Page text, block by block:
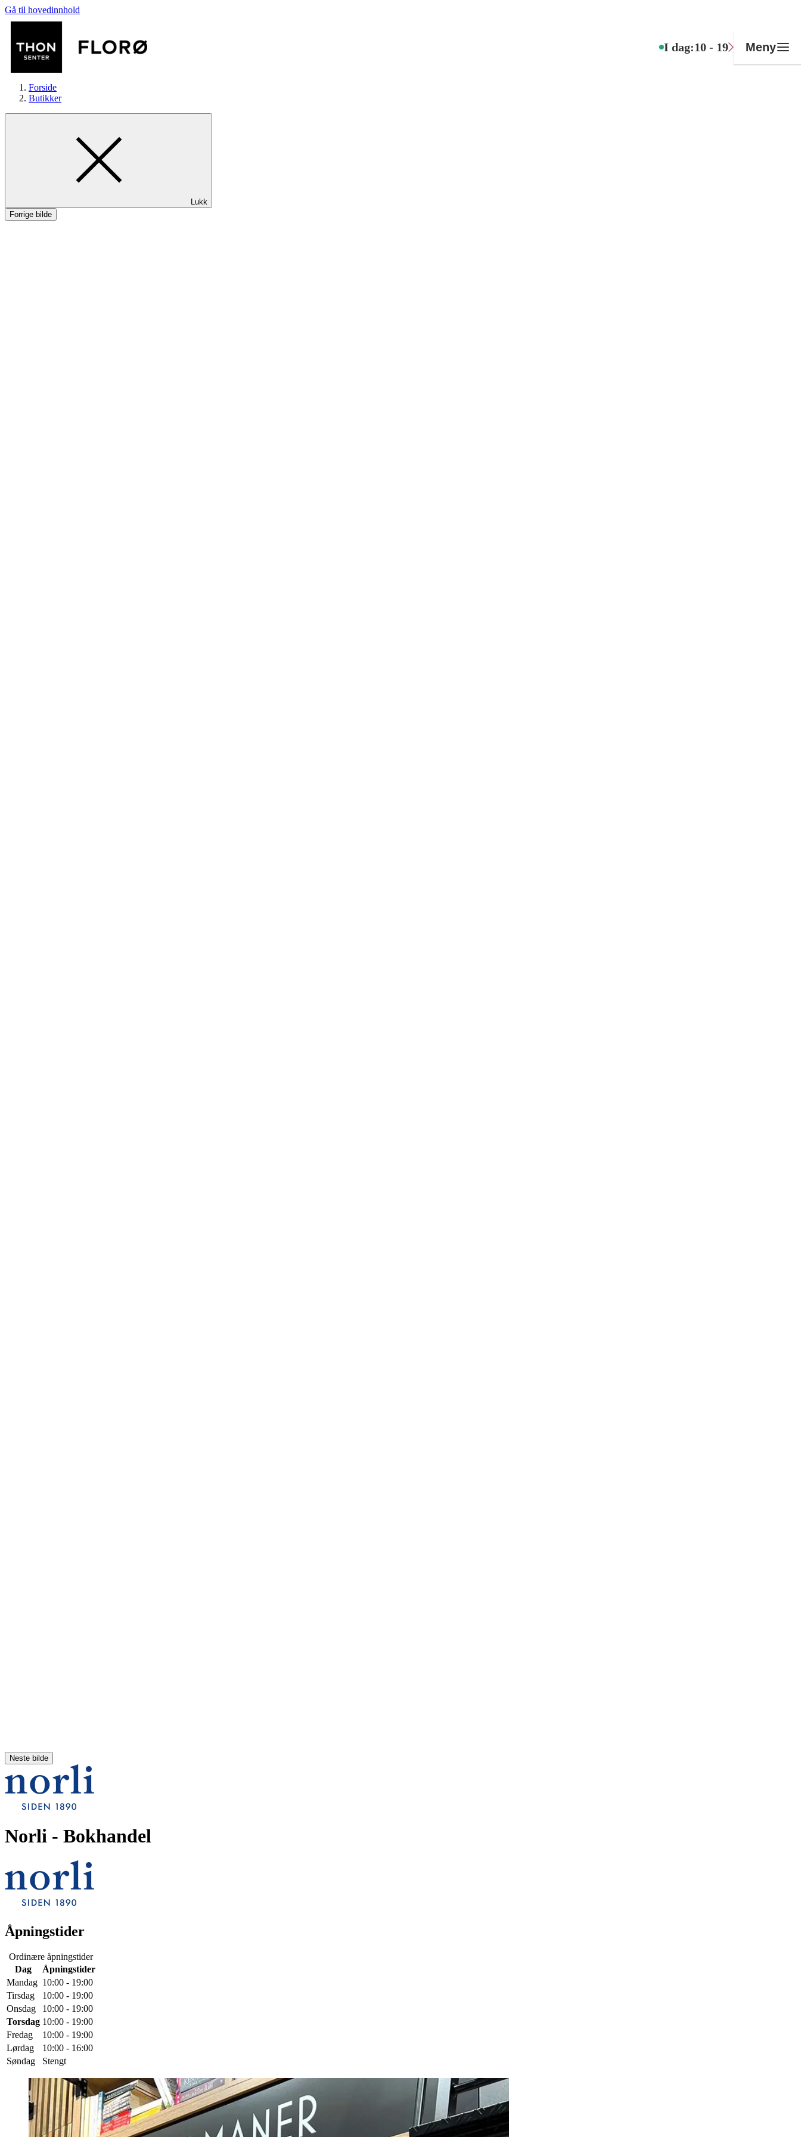
Gå til hovedinnhold
I dag:10 - 19 Meny
Butikker
Mat og drikke
Forside
Butikker
Lukk
Forrige bilde
Neste bilde
Norli - Bokhandel
Åpningstider
Ordinære åpningstider
Dag
Åpningstider
Mandag 10:00 - 19:00
Tirsdag
10:00 - 19:00
Onsdag
10:00 - 19:00
Torsdag 10:00 - 19:00
Fredag
10:00 - 19:00
Lørdag
10:00 - 16:00
Søndag
Stengt